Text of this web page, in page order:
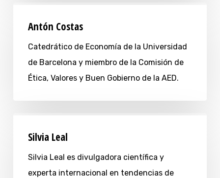
Antón Costas
Catedrático de Economía de la Universidad
de Barcelona y miembro de la Comisión de
Ética, Valores y Buen Gobierno de la AED.
Silvia Leal
Silvia Leal es divulgadora científica y
experta internacional en tendencias de